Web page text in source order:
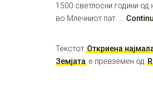
1500 светлосни години
во Млечниот пат. …
Текстот Откриена
Земјата е превземен од